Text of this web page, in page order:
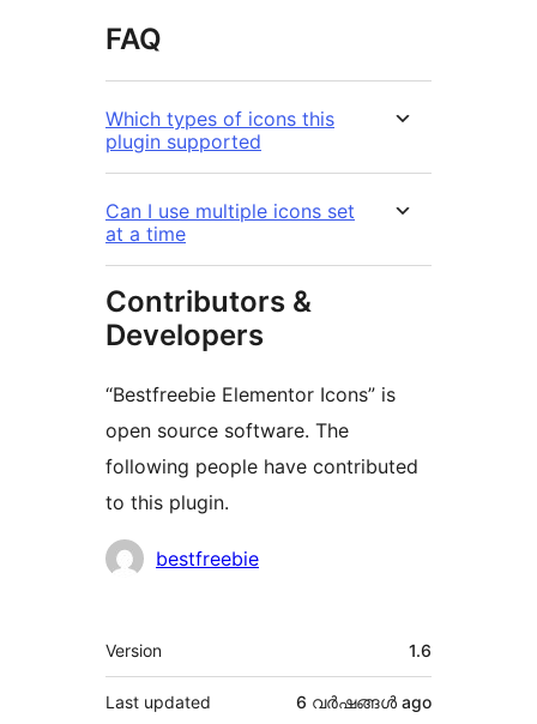
FAQ
Which types of icons this
plugin supported
Can I use multiple icons set
at a time
Contributors &
Developers
“Bestfreebie Elementor Icons” is
open source software. The
following people have contributed
to this plugin.
Contributors
bestfreebie
Meta
Version 1.6
Last updated 6 വര്‍ഷങ്ങള്‍ ago